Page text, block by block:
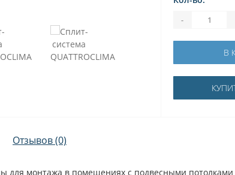
-
В
Отзывов (0)
для монтажа в помещениях с подвесными